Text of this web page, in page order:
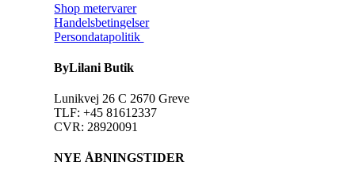
Shop metervarer
Handelsbetingelser
Persondatapolitik
ByLilani Butik
Lunikvej 26 C 2670 Greve
TLF: +45 81612337
CVR: 28920091
NYE ÅBNINGSTIDER